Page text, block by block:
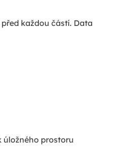
každou částí. Data
úložného prostoru